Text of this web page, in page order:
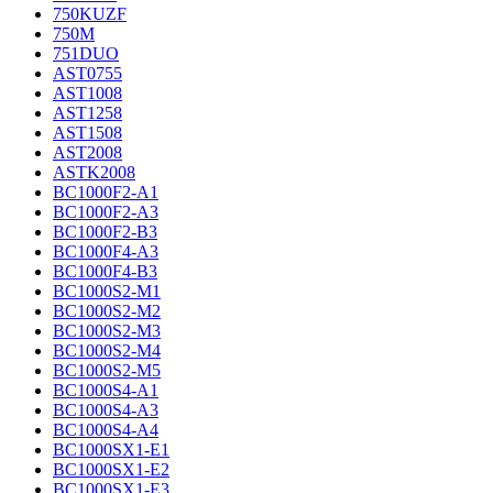
750KUZF
750M
751DUO
AST0755
AST1008
AST1258
AST1508
AST2008
ASTK2008
BC1000F2-A1
BC1000F2-A3
BC1000F2-B3
BC1000F4-A3
BC1000F4-B3
BC1000S2-M1
BC1000S2-M2
BC1000S2-M3
BC1000S2-M4
BC1000S2-M5
BC1000S4-A1
BC1000S4-A3
BC1000S4-A4
BC1000SX1-E1
BC1000SX1-E2
BC1000SX1-E3